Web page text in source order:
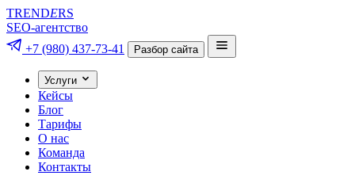
TRENDERS
SEO-агентство
+7 (980) 437-73-41
Разбор сайта
Услуги
Кейсы
Блог
Тарифы
О нас
Команда
Контакты